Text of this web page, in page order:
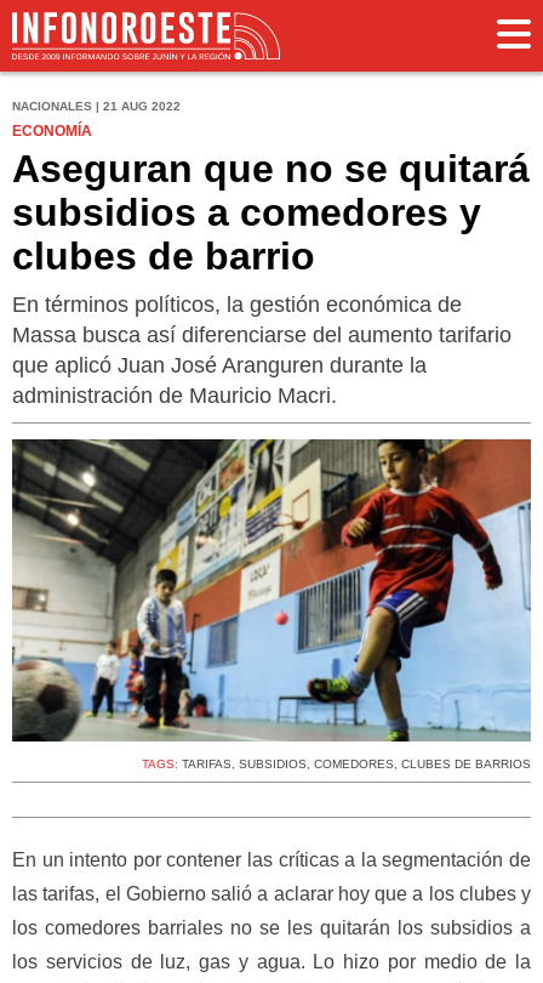
NACIONALES | 21 AUG 2022
ECONOMÍA
Aseguran que no se quitará
subsidios a comedores y
clubes de barrio
En términos políticos, la gestión económica de
Massa busca así diferenciarse del aumento tarifario
que aplicó Juan José Aranguren durante la
administración de Mauricio Macri.
TAGS: TARIFAS, SUBSIDIOS, COMEDORES, CLUBES DE BARRIOS
En un intento por contener las críticas a la segmentación de
las tarifas, el Gobierno salió a aclarar hoy que a los clubes y
los comedores barriales no se les quitarán los subsidios a
los servicios de luz, gas y agua. Lo hizo por medio de la